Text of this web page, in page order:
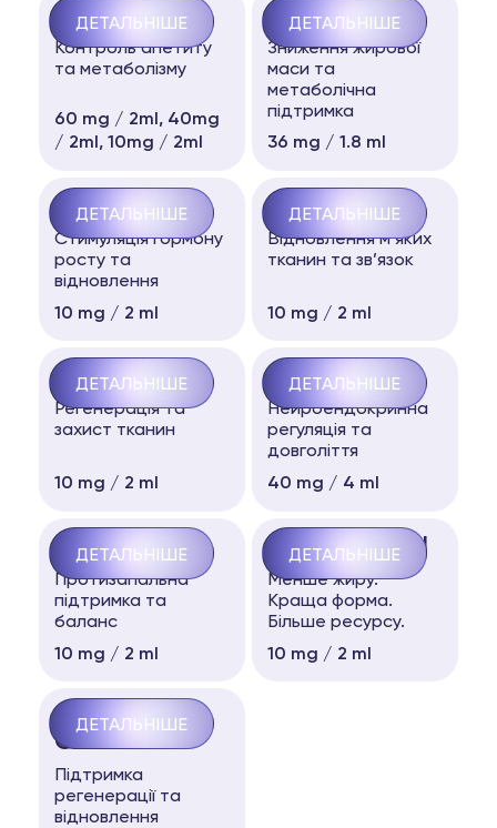
BIOPATID
Контроль апетиту
та метаболізму
60 mg / 2ml, 40mg
/ 2ml, 10mg / 2ml
ДЕТАЛЬНІШЕ BIOTRUTID
Зниження жирової
маси та
метаболічна
підтримка
36 mg / 1.8 ml
ДЕТАЛЬНІШЕ
IPAMORELIN
Стимуляція гормону
росту та
відновлення
10 mg / 2 ml
ДЕТАЛЬНІШЕ TB-500
Відновлення м’яких
тканин та зв’язок
10 mg / 2 ml
ДЕТАЛЬНІШЕ
BPC-157
Регенерація та
захист тканин
10 mg / 2 ml
ДЕТАЛЬНІШЕ EPITALONE
Нейроендокринна
регуляція та
довголіття
40 mg / 4 ml
ДЕТАЛЬНІШЕ
KPV
Протизапальна
підтримка та
баланс
10 mg / 2 ml
ДЕТАЛЬНІШЕ TESAMORELIN
Менше жиру.
Краща форма.
Більше ресурсу.
10 mg / 2 ml
ДЕТАЛЬНІШЕ
RECOVERY
COMPLEX
Підтримка
регенерації та
відновлення
ДЕТАЛЬНІШЕ